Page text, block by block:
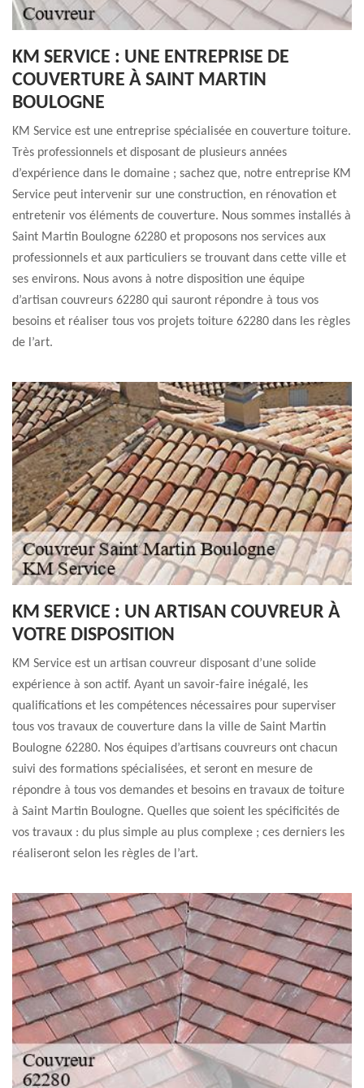
KM SERVICE : UNE ENTREPRISE DE
COUVERTURE À SAINT MARTIN
BOULOGNE
KM Service est une entreprise spécialisée en couverture toiture.
Très professionnels et disposant de plusieurs années
d’expérience dans le domaine ; sachez que, notre entreprise KM
Service peut intervenir sur une construction, en rénovation et
entretenir vos éléments de couverture. Nous sommes installés à
Saint Martin Boulogne 62280 et proposons nos services aux
professionnels et aux particuliers se trouvant dans cette ville et
ses environs. Nous avons à notre disposition une équipe
d’artisan couvreurs 62280 qui sauront répondre à tous vos
besoins et réaliser tous vos projets toiture 62280 dans les règles
de l’art.
KM SERVICE : UN ARTISAN COUVREUR À
VOTRE DISPOSITION
KM Service est un artisan couvreur disposant d’une solide
expérience à son actif. Ayant un savoir-faire inégalé, les
qualifications et les compétences nécessaires pour superviser
tous vos travaux de couverture dans la ville de Saint Martin
Boulogne 62280. Nos équipes d’artisans couvreurs ont chacun
suivi des formations spécialisées, et seront en mesure de
répondre à tous vos demandes et besoins en travaux de toiture
à Saint Martin Boulogne. Quelles que soient les spécificités de
vos travaux : du plus simple au plus complexe ; ces derniers les
réaliseront selon les règles de l’art.